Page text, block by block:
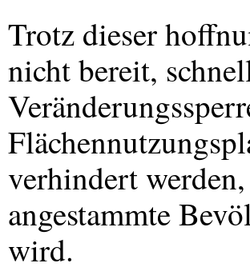
Trotz dieser
nicht bereit,
verhindert
angestammte
wird.